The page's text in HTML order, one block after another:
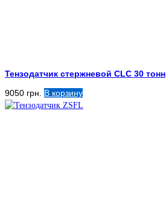
Тензодатчик стержневой CLC 30 тонн
9050 грн. В корзину